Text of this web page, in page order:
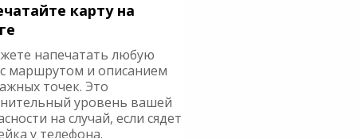
карту на
напечатать любую
маршрутом и описанием
точек. Это
уровень вашей
на случай, если сядет
у телефона.